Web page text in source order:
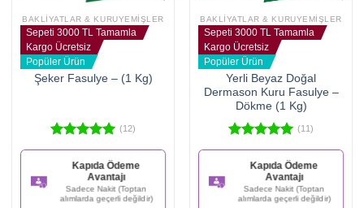
BAKLIYATLAR & KURUYEMIŞLER
Sepeti 3000 TL Tamamla
Kargo Ücretsiz
Popüler Ürün
Şeker Fasulye – (1 Kg)
5 üzerinden
4.92oy
(12)
Kapıda Ödeme
Avantajı
Sadece Nakit (Toptan
alımlarda geçerli değildir)
BAKLIYATLAR & KURUYEMIŞLER
Sepeti 3000 TL Tamamla
Kargo Ücretsiz
Popüler Ürün
Yerli Beyaz Doğal
Dermason Kuru Fasulye –
Dökme (1 Kg)
5 üzerinden
5.00oy
(11)
Kapıda Ödeme
Avantajı
Sadece Nakit (Toptan
alımlarda geçerli değildir)